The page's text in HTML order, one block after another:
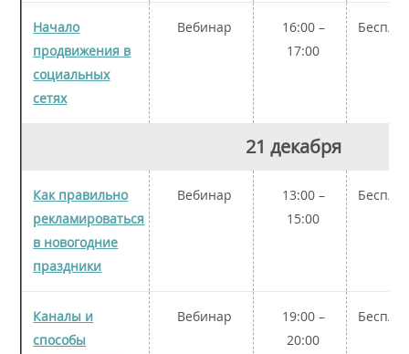
Начало
продвижения в
социальных
сетях
Вебинар
16:00 –
17:00
21 декабря
Как правильно
рекламироваться
в новогодние
праздники
Вебинар
13:00 –
15:00
Каналы и
способы
Вебинар
19:00 –
20:00